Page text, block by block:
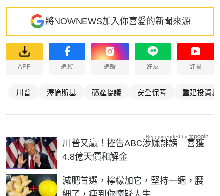
將NOWNEWS加入你喜愛的新聞來源
APP 追蹤 追蹤 好友 訂閱
川普 澤倫斯基 礦產協議 安全保障 重建投資
川普又贏！控告ABC涉嫌誹謗 喜獲
4.8億天價和解金
減肥首選，檸檬加它，堅持一週，腰
細了，瘦到你懷疑人生
PR
Recommended by